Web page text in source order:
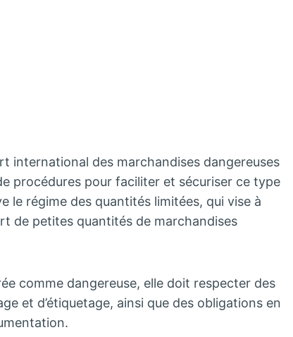
international des marchandises dangereuses
procédures pour faciliter et sécuriser ce type
le régime des quantités limitées, qui vise à
de petites quantités de marchandises
comme dangereuse, elle doit respecter des
et d’étiquetage, ainsi que des obligations en